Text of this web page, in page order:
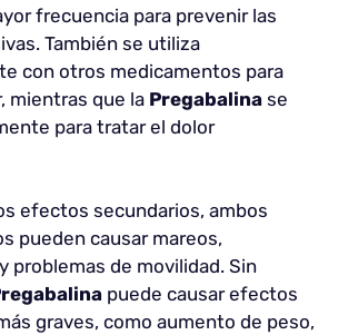
frecuencia para prevenir las
También se utiliza
con otros medicamentos para
mientras que la Pregabalina se
para tratar el dolor
efectos secundarios, ambos
pueden causar mareos,
problemas de movilidad. Sin
puede causar efectos
graves, como aumento de peso,